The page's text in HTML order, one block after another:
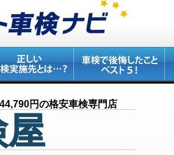
円の格安車検専門店